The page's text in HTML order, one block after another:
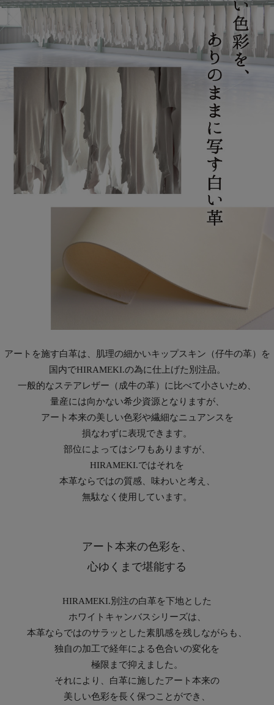
アートを施す白革は、肌理の細かいキップスキン（仔牛の革）を
国内でHIRAMEKI.の為に仕上げた別注品。
一般的なステアレザー（成牛の革）に比べて小さいため、
量産には向かない希少資源となりますが、
アート本来の美しい色彩や繊細なニュアンスを
損なわずに表現できます。
部位によってはシワもありますが、
HIRAMEKI.ではそれを
本革ならではの質感、味わいと考え、
無駄なく使用しています。
アート本来の色彩を、
心ゆくまで堪能する
HIRAMEKI.別注の白革を下地とした
ホワイトキャンバスシリーズは、
本革ならではのサラッとした素肌感を残しながらも、
独自の加工で経年による色合いの変化を
極限まで抑えました。
それにより、白革に施したアート本来の
美しい色彩を長く保つことができ、